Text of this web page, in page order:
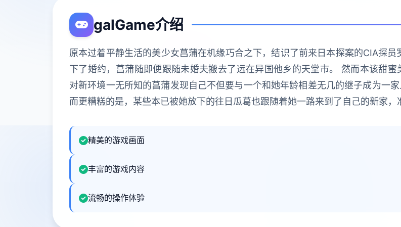
galGame介绍
原本过着平静生活的美少女菖蒲在机缘巧合之下，结识了前来日本探案的CIA探
下了婚约，菖蒲随即便跟随未婚夫搬去了远在异国他乡的天堂市。 然而本该甜蜜
对新环境一无所知的菖蒲发现自己不但要与一个和她年龄相差无几的继子成为一
而更糟糕的是，某些本已被她放下的往日瓜葛也跟随着她一路来到了自己的新家，
精美的游戏画面
丰富的游戏内容
流畅的操作体验